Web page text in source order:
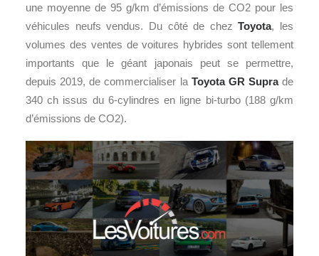
une moyenne de 95 g/km d’émissions de CO2 pour les
véhicules neufs vendus. Du côté de chezToyota, les
volumes des ventes de voitures hybrides sont tellement
importants que le géant japonais peut se permettre,
depuis 2019, de commercialiser la Toyota GR Suprade
340 ch issus du 6-cylindres en ligne bi-turbo (188 g/km
d’émissions de CO2).